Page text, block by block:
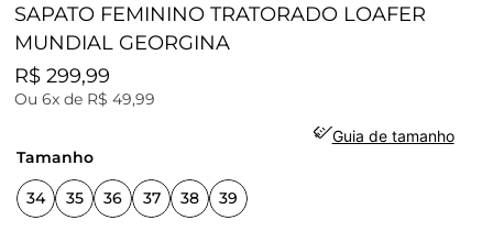
SAPATO FEMININO TRATORADO LOAFER
MUNDIAL GEORGINA
R$ 299,99
Ou 6x de R$ 49,99
Guia de tamanho
tamanho
34 35 36 37 38 39